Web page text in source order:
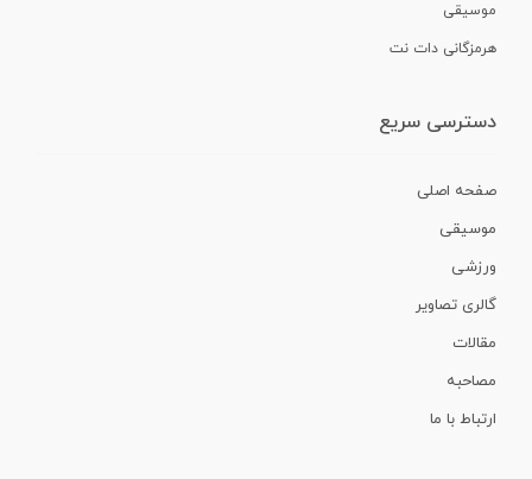
موسیقی
هرمزگانی دات نت
دسترسی سریع
صفحه اصلی
موسیقی
ورزشی
گالری تصاویر
مقالات
مصاحبه
ارتباط با ما